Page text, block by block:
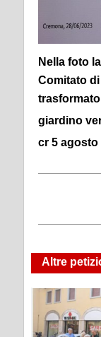
Nella foto
Comitato
giardino
cr 5 agosto
Altre